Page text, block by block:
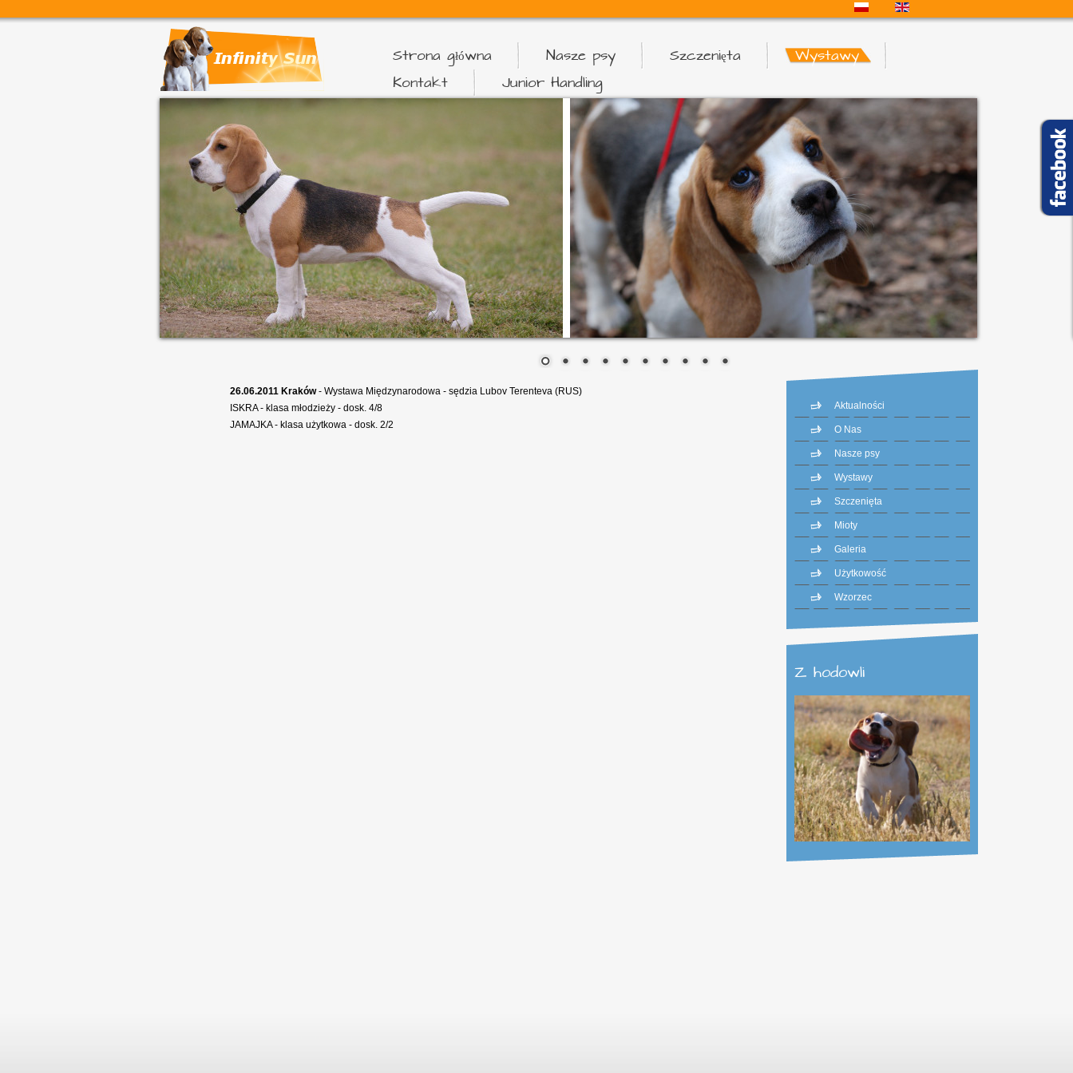
Strona główna Nasze psy Szczenięta
Wystawy
Kontakt
Junior Handling
26.06.2011 Kraków- Wystawa Międzynarodowa - sędzia Lubov Terenteva (RUS)
ISKRA - klasa młodzieży - dosk. 4/8
JAMAJKA - klasa użytkowa - dosk. 2/2
Aktualności
O Nas
Nasze psy
Wystawy
Szczenięta
Mioty
Galeria
Użytkowość
Wzorzec
Z hodowli